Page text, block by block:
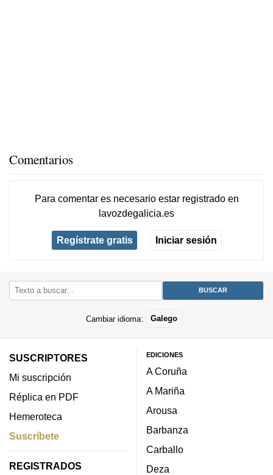
Comentarios
Para comentar es necesario estar registradoen
lavozdegalicia.es
Regístrate gratis Iniciar sesión
Cambiar idioma: Galego
SUSCRIPTORES
Mi suscripción
Réplica en PDF
Hemeroteca
Suscríbete
REGISTRADOS
EDICIONES
A Coruña
A Mariña
Arousa
Barbanza
Carballo
Deza